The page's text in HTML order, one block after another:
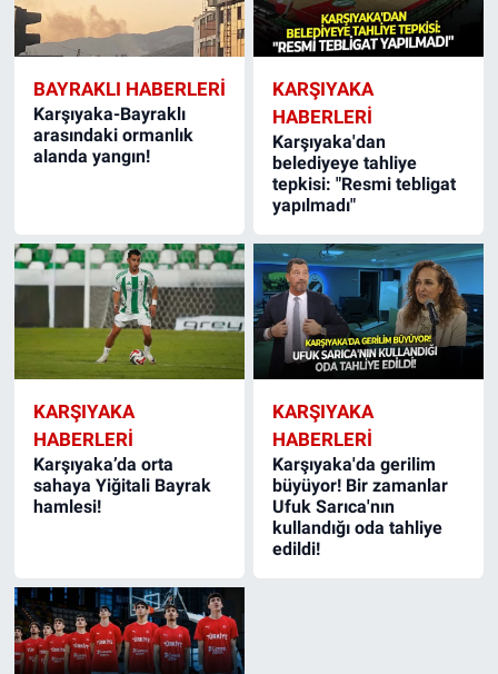
BAYRAKLI HABERLERI
Karşıyaka-Bayraklı
arasındaki ormanlık
alanda yangın!
KARŞIYAKA
HABERLERI
Karşıyaka'dan
belediyeye tahliye
tepkisi: "Resmi tebligat
yapılmadı"
KARŞIYAKA
HABERLERI
Karşıyaka’da orta
sahaya Yiğitali Bayrak
hamlesi!
KARŞIYAKA
HABERLERI
Karşıyaka'da gerilim
büyüyor! Bir zamanlar
Ufuk Sarıca'nın
kullandığı oda tahliye
edildi!